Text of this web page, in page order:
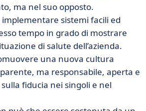
ma nel suo opposto.
sistemi facili ed
tempo in grado di mostrare
di salute dell’azienda.
una nuova cultura
ma responsabile, aperta e
fiducia nei singoli e nel